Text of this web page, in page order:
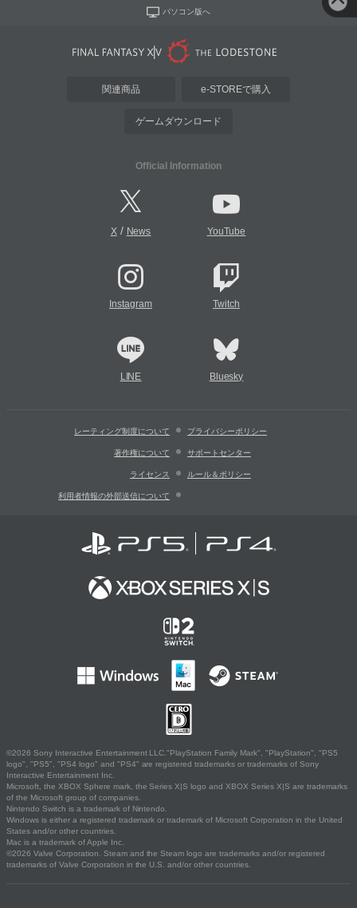
パソコン版へ
関連商品 e-STOREで購入
ゲームダウンロード
Official Information
X/ News YouTube
Instagram Twitch
LINE Bluesky
レーティング制度について プライバシーポリシー
著作権について サポートセンター
ライセンス ルール＆ポリシー
利用者情報の外部送信について
©2026 Sony Interactive Entertainment LLC."PlayStation Family Mark", "PlayStation", "PS5
logo", "PS5", "PS4 logo" and "PS4" are registered trademarks or trademarks of Sony
Interactive Entertainment Inc.
Microsoft, the XBOX Sphere mark, the Series X|S logo and XBOX Series X|S are trademarks
of the Microsoft group of companies.
Nintendo Switch is a trademark of Nintendo.
Windows is either a registered trademark or trademark of Microsoft Corporation in the United
States and/or other countries.
Mac is a trademark of Apple Inc.
©2026 Valve Corporation. Steam and the Steam logo are trademarks and/or registered
trademarks of Valve Corporation in the U.S. and/or other countries.